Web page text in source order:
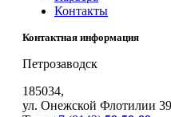
Контакты
Контактная информация
Петрозаводск
185034,
ул. Онежской Флотилии